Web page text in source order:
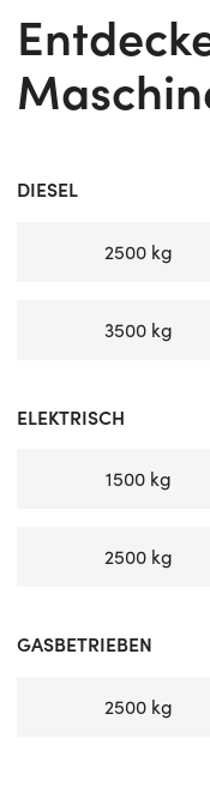
DIESEL
2500 kg
3500 kg
ELEKTRISCH
1500 kg
2500 kg
GASBETRIEBEN
2500 kg